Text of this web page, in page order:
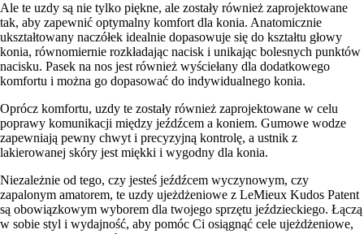
Ale te uzdy są nie tylko piękne, ale zostały również zaprojektowane
tak, aby zapewnić optymalny komfort dla konia. Anatomicznie
ukształtowany naczółek idealnie dopasowuje się do kształtu głowy
konia, równomiernie rozkładając nacisk i unikając bolesnych punktów
nacisku. Pasek na nos jest również wyściełany dla dodatkowego
komfortu i można go dopasować do indywidualnego konia.
Oprócz komfortu, uzdy te zostały również zaprojektowane w celu
poprawy komunikacji między jeźdźcem a koniem. Gumowe wodze
zapewniają pewny chwyt i precyzyjną kontrolę, a ustnik z
lakierowanej skóry jest miękki i wygodny dla konia.
Niezależnie od tego, czy jesteś jeźdźcem wyczynowym, czy
zapalonym amatorem, te uzdy ujeżdżeniowe z LeMieux Kudos Patent
są obowiązkowym wyborem dla twojego sprzętu jeździeckiego. Łączą
w sobie styl i wydajność, aby pomóc Ci osiągnąć cele ujeżdżeniowe,